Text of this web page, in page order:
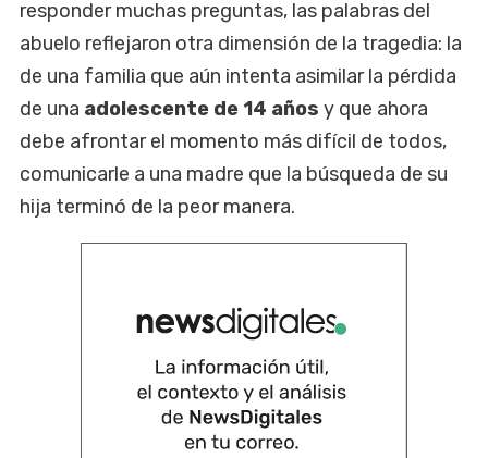
responder muchas preguntas, las palabras del
abuelo reflejaron otra dimensión de la tragedia: la
de una familia que aún intenta asimilar la pérdida
de una adolescente de 14 años y que ahora
debe afrontar el momento más difícil de todos,
comunicarle a una madre que la búsqueda de su
hija terminó de la peor manera.